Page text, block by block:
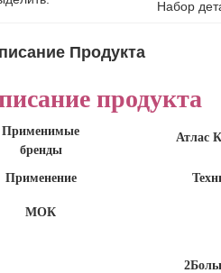
Набор
Продукта
продукта
Применимые
бренды
Атлас
Применение
МОК